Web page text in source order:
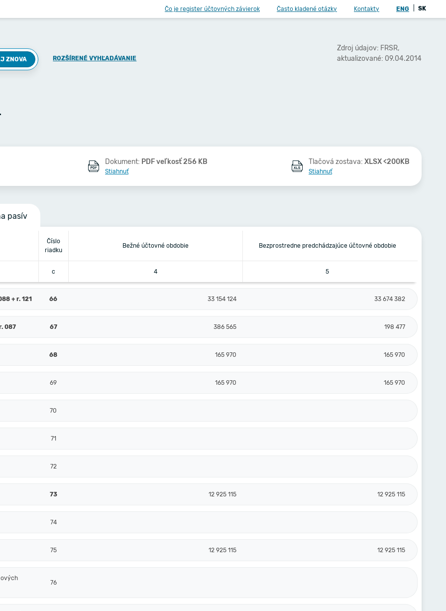
Čo je register účtovných závierok Často kladené otázky Kontakty ENG SK
ZNOVA ROZŠÍRENÉ VYHĽADÁVANIE
Zdroj údajov: FRSR,
aktualizované: 09.04.2014
Dokument: PDF veľkosť 256 KB
Stiahnuť
Tlačová zostava: XLSX <200KB
Stiahnuť
pasív
Číslo
riadku
Bežné účtovné obdobie Bezprostredne predchádzajúce účtovné obdobie
c 4 5
+ r. 121 66 33 154 124 33 674 382
087 67 386 565 198 477
68 165 970 165 970
69 165 970 165 970
70
71
72
73 12 925 115 12 925 115
74
75 12 925 115 12 925 115
76